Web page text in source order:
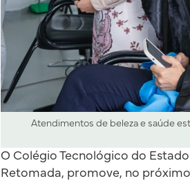
Atendimentos de beleza e saúde
O Colégio Tecnológico do
Retomada, promove, no